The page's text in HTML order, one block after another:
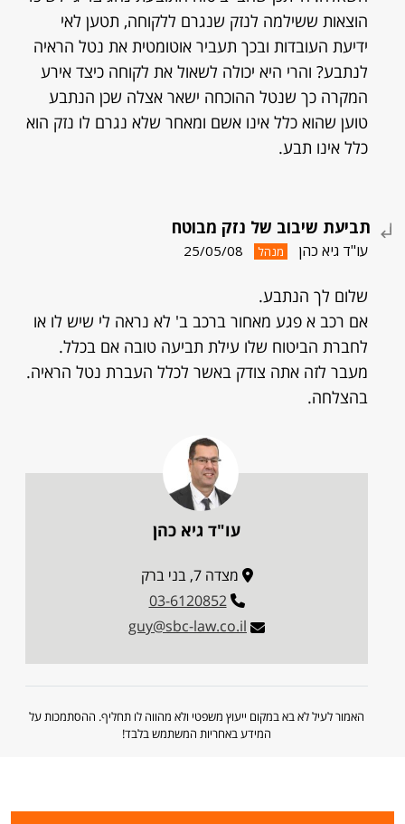
הוצאות ששילמה לנזק שנגרם ללקוחה, תטען לאי
ידיעת העובדות ובכך תעביר אוטומטית את נטל הראיה
לנתבע? והרי היא יכולה לשאול את לקוחה כיצד אירע
המקרה כך שנטל ההוכחה ישאר אצלה שכן הנתבע
טוען שהוא כלל אינו אשם ומאחר שלא נגרם לו נזק הוא
כלל אינו תבע.
תביעת שיבוב של נזק מבוטח
עו"ד גיא כהן מנהל 25/05/08
שלום לך הנתבע.
אם רכב א פגע מאחור ברכב ב' לא נראה לי שיש לו או
לחברת הביטוח שלו עילת תביעה טובה אם בכלל.
מעבר לזה אתה צודק באשר לכלל העברת נטל הראיה.
בהצלחה.
עו"ד גיא כהן
מצדה 7, בני ברק
03-6120852
guy@sbc-law.co.il
האמור לעיל לא בא במקום ייעוץ משפטי ולא מהווה לו תחליף. ההסתמכות על
המידע באחריות המשתמש בלבד!